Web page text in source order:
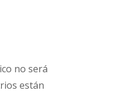
no será
están